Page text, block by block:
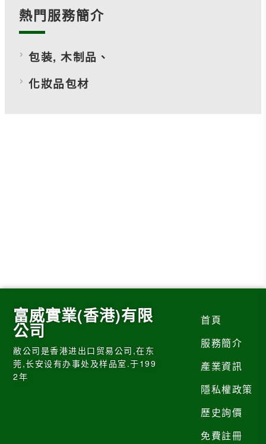
熱門服務簡介
包装, 木制品、
化妝品包材
富威實業(香港)有限
公司
敝公司是香港进出口贸易公司,在东
莞,长安设有办事处及样品室.于199
2年
首頁
服務簡介
產業資訊
隱私權政策
歷史詢價
免費註冊